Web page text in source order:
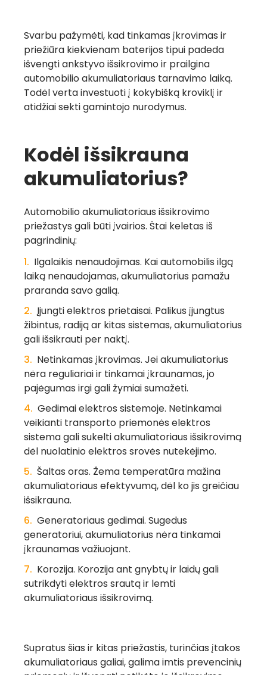
Svarbu pažymėti, kad tinkamas įkrovimas ir
priežiūra kiekvienam baterijos tipui padeda
išvengti ankstyvo išsikrovimo ir prailgina
automobilio akumuliatoriaus tarnavimo laiką.
Todėl verta investuoti į kokybišką kroviklį ir
atidžiai sekti gamintojo nurodymus.
Kodėl išsikrauna
akumuliatorius?
Automobilio akumuliatoriaus išsikrovimo
priežastys gali būti įvairios. Štai keletas iš
pagrindinių:
Ilgalaikis nenaudojimas. Kai automobilis ilgą
laiką nenaudojamas, akumuliatorius pamažu
praranda savo galią.
Įjungti elektros prietaisai. Palikus įjungtus
žibintus, radiją ar kitas sistemas, akumuliatorius
gali išsikrauti per naktį.
Netinkamas įkrovimas. Jei akumuliatorius
nėra reguliariai ir tinkamai įkraunamas, jo
pajėgumas irgi gali žymiai sumažėti.
Gedimai elektros sistemoje. Netinkamai
veikianti transporto priemonės elektros
sistema gali sukelti akumuliatoriaus išsikrovimą
dėl nuolatinio elektros srovės nutekėjimo.
Šaltas oras. Žema temperatūra mažina
akumuliatoriaus efektyvumą, dėl ko jis greičiau
išsikrauna.
Generatoriaus gedimai. Sugedus
generatoriui, akumuliatorius nėra tinkamai
įkraunamas važiuojant.
Korozija. Korozija ant gnybtų ir laidų gali
sutrikdyti elektros srautą ir lemti
akumuliatoriaus išsikrovimą.
Supratus šias ir kitas priežastis, turinčias įtakos
akumuliatoriaus galiai, galima imtis prevencinių